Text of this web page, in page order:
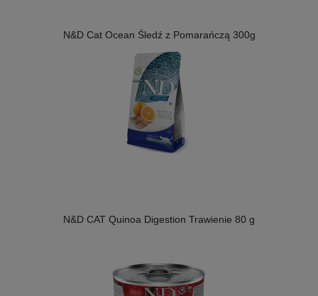
N&D Cat Ocean Śledź z Pomarańczą 300g
N&D CAT Quinoa Digestion Trawienie 80 g